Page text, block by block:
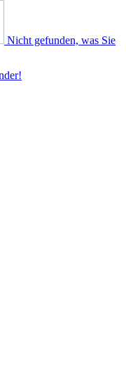
Nicht gefunden, was Sie